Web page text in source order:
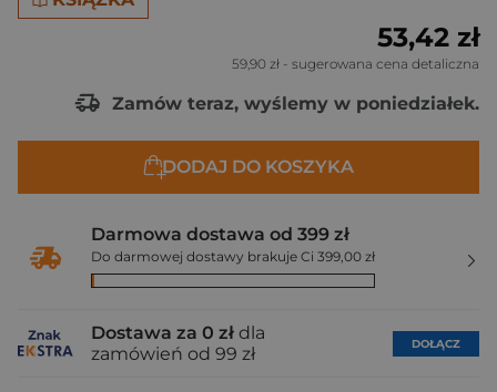
53,42 zł
59,90 zł - sugerowana cena detaliczna
Zamów teraz, wyślemy w poniedziałek.
DODAJ DO KOSZYKA
Darmowa dostawa od 399 zł
Do darmowej dostawy brakuje Ci 399,00 zł
Dostawa za 0 zł dla
zamówień od 99 zł
DOŁĄCZ